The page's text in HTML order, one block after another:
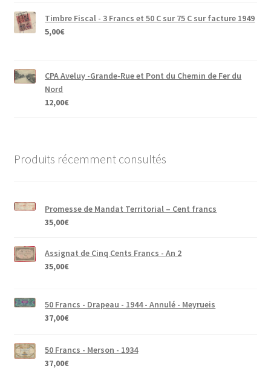
Timbre Fiscal - 3 Francs et 50 C sur 75 C sur facture 1949
5,00€
CPA Aveluy -Grande-Rue et Pont du Chemin de Fer du
Nord
12,00€
Produits récemment consultés
Promesse de Mandat Territorial – Cent francs
35,00€
Assignat de Cinq Cents Francs - An 2
35,00€
50 Francs - Drapeau - 1944 - Annulé - Meyrueis
37,00€
50 Francs - Merson - 1934
37,00€